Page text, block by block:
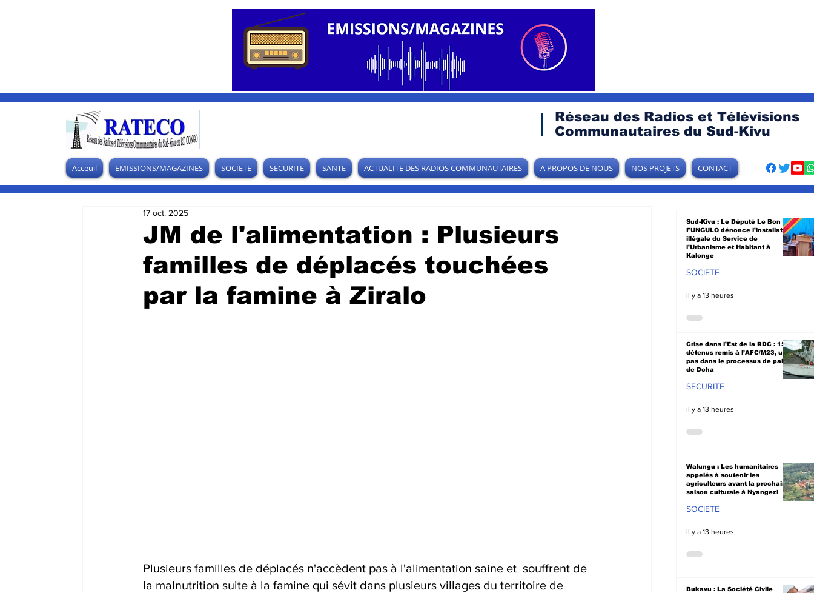
Réseau des Radios et Télévisions
Communautaires du Sud-Kivu
Acceuil EMISSIONS/MAGAZINES SOCIETE SECURITE SANTE ACTUALITE DES RADIOS COMMUNAUTAIRES A PROPOS DE NOUS NOS PROJETS CONTACT
JM de l'alimentation : Plusieurs
familles de déplacés touchées
par la famine à Ziralo
17 oct. 2025
Plusieurs familles de déplacés n'accèdent pas à l'alimentation saine et  souffrent de
la malnutrition suite à la famine qui sévit dans plusieurs villages du territoire de
Sud-Kivu : Le Député Le Bon
FUNGULO dénonce l’installation
illégale du Service de
l’Urbanisme et Habitant à
Kalonge
SOCIETE
il y a 13 heures
Crise dans l’Est de la RDC : 15
détenus remis à l’AFC/M23, un
pas dans le processus de paix
de Doha
SECURITE
il y a 13 heures
Walungu : Les humanitaires
appelés à soutenir les
agriculteurs avant la prochaine
saison culturale à Nyangezi
SOCIETE
il y a 13 heures
Bukavu : La Société Civile